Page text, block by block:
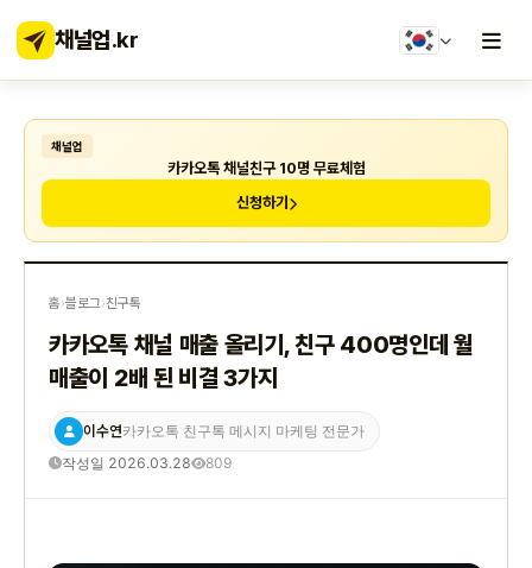
채널업.kr
채널업
카카오톡 채널친구 10명 무료체험
신청하기
홈›블로그›친구톡
카카오톡 채널 매출 올리기, 친구 400명인데 월
매출이 2배 된 비결 3가지
이수연카카오톡 친구톡 메시지 마케팅 전문가
작성일 2026.03.28 809